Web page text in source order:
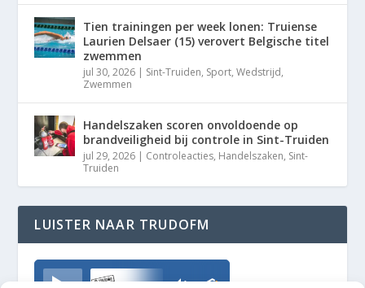
Tien trainingen per week lonen: Truiense
Laurien Delsaer (15) verovert Belgische titel
zwemmen
jul 30, 2026 | Sint-Truiden, Sport,Wedstrijd,
Zwemmen
Handelszaken scoren onvoldoende op
brandveiligheid bij controle in Sint-Truiden
jul 29, 2026 | Controleacties, Handelszaken, Sint-
Truiden
LUISTER NAAR TRUDOFM
TrudoFM